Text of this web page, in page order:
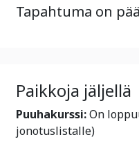
Tapahtuma on
Paikkoja jäljellä
Puuhakurssi:On
jonotuslistalle)